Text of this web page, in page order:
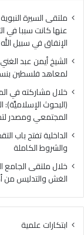
بنسبة
نجاح
97.7%
ملتقى السيرة
عنها كانت سببا في
الإنفاق في سبيل الله
الشيخ أيمن عبد
لمعاهد فلسطين بنسبة
خلال مشاركته في
(البحوث الإسلاميَّة):
المجتمعي ومصدر
والشروط الكاملة
خلال ملتقى الجامع
الغش والتدليس من
ابتكارات علمية